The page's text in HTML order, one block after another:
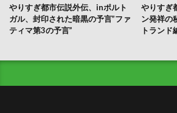
やりすぎ都市伝説外伝、inポルト
ガル、封印された暗黒の予言”ファ
ティマ第3の予言”
やりすぎ
ン発祥の
トランド